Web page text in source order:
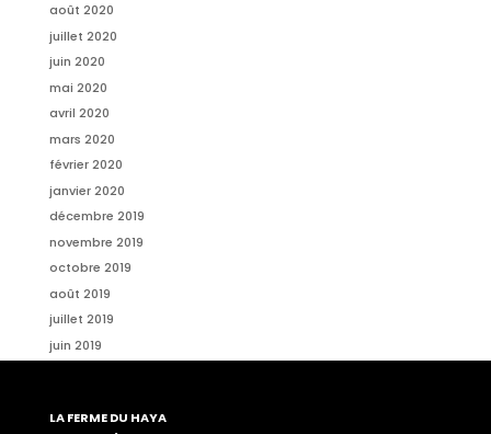
août 2020
juillet 2020
juin 2020
mai 2020
avril 2020
mars 2020
février 2020
janvier 2020
décembre 2019
novembre 2019
octobre 2019
août 2019
juillet 2019
juin 2019
LA FERME DU HAYA